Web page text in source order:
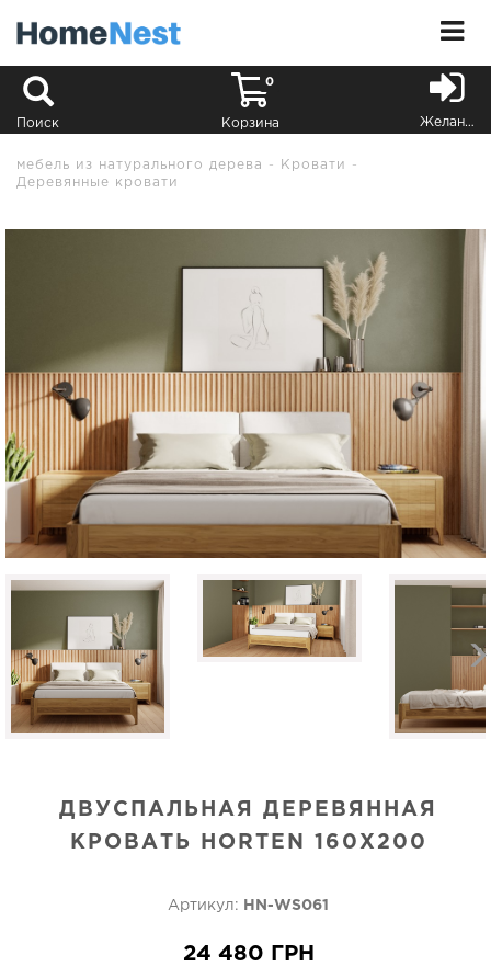
Поиск
0
Корзина Желания
мебель из натурального дерева
Кровати
Деревянные кровати
ДВУСПАЛЬНАЯ ДЕРЕВЯННАЯ
КРОВАТЬ HORTEN 160X200
Артикул: HN-WS061
24 480 ГРН